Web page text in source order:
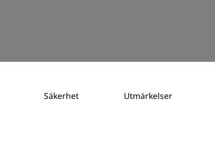
Säkerhet Utmärkelser